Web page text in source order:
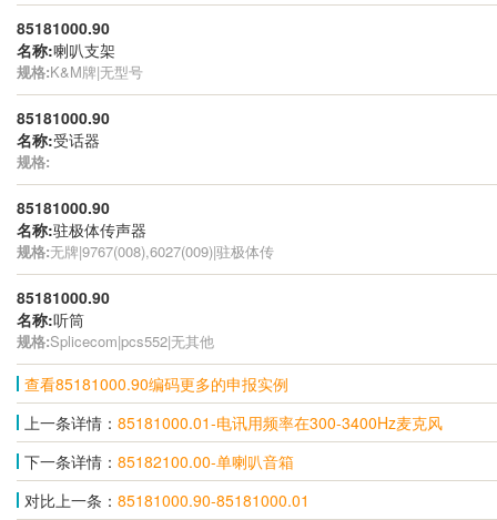
85181000.90
名称:喇叭支架
规格:K&M牌|无型号
85181000.90
名称:受话器
规格:
85181000.90
名称:驻极体传声器
规格:无牌|9767(008),6027(009)|驻极体传
85181000.90
名称:听筒
规格:Splicecom|pcs552|无其他
查看85181000.90编码更多的申报实例
上一条详情： 85181000.01-电讯用频率在300-3400Hz麦克风
下一条详情： 85182100.00-单喇叭音箱
对比上一条： 85181000.90-85181000.01